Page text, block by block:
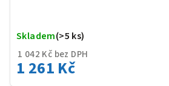
1 042 Kč bez DPH
1 261 Kč
Skladem(>5 ks)